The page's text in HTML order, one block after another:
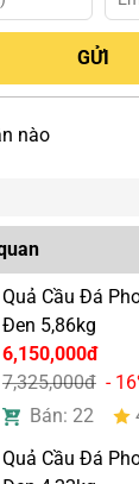
nào
Quả Cầu Đá
Đen 5,86kg
6,150,000đ
7,325,000đ -
Bán: 22
Quả Cầu Đá